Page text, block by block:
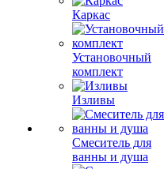
Каркас
Установочный
комплект
Изливы
Смеситель для
ванны и душа